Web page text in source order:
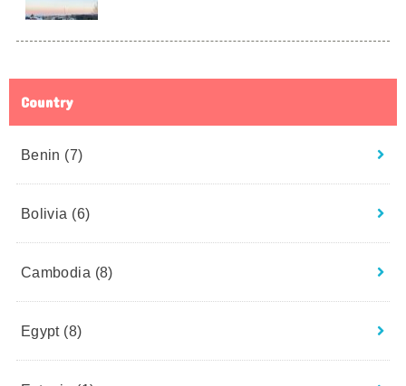
Country
Benin (7)
Bolivia (6)
Cambodia (8)
Egypt (8)